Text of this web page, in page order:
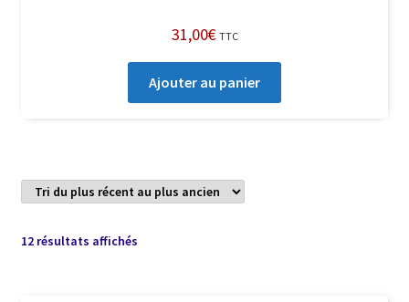
31,00€ TTC
Ajouter au panier
12 résultats affichésTrié